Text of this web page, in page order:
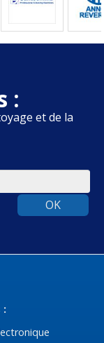
:
et de la
OK
: